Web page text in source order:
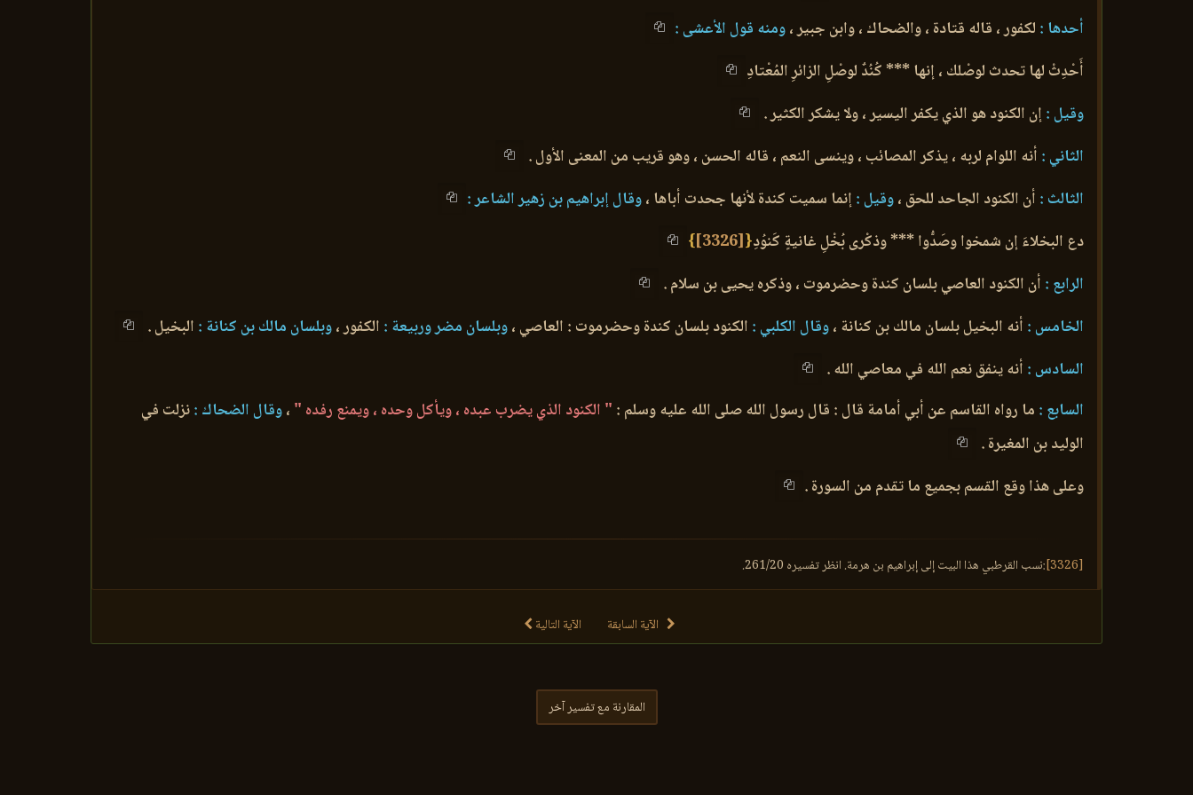
أحدها : لكفور ، قاله قتادة ، والضحاك ، وابن جبير ،ومنه قول الأعشى :
أَحْدِثْ لها تحدث لوصْلك ، إنها *** كُنُدٌ لوصْلِ الزائرِ المُعْتادِ
وقيل :إن الكنود هو الذي يكفر اليسير ، ولا يشكر الكثير .
الثاني : أنه اللوام لربه ، يذكر المصائب ، وينسى النعم ، قاله الحسن ، وهو قريب من المعنى الأول .
الثالث : أن الكنود الجاحد للحق ،وقيل :إنما سميت كندة لأنها جحدت أباها ،وقال إبراهيم بن زهير الشاعر :
دع البخلاءَ إن شمخوا وصَدُّوا *** وذكْرى بُخْلِ غانيةٍ كَنوُدِ{
[3326]
}
الرابع : أن الكنود العاصي بلسان كندة وحضرموت ، وذكره يحيى بن سلام .
الخامس : أنه البخيل بلسان مالك بن كنانة ،وقال الكلبي : الكنود بلسان كندة وحضرموت : العاصي ،وبلسان مضر وربيعة : الكفور ،وبلسان مالك بن كنانة : البخيل .
السادس : أنه ينفق نعم الله في معاصي الله .
السابع : ما رواه القاسم عن أبي أمامة قال : قال رسول الله صلى الله عليه وسلم : " الكنود الذي يضرب عبده ، ويأكل وحده ، ويمنع رفده " ،وقال الضحاك :نزلت في
الوليد بن المغيرة .
وعلى هذا وقع القسم بجميع ما تقدم من السورة .
[3326] :نسب القرطبي هذا البيت إلى إبراهيم بن هرمة. انظر تفسيره 261/20.
الآية السابقة الآية التالية
المقارنة مع تفسير آخر